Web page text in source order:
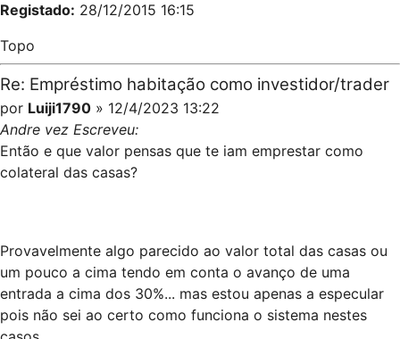
Registado: 28/12/2015 16:15
Topo
Re: Empréstimo habitação como investidor/trader
por Luiji1790 » 12/4/2023 13:22
Andre vez Escreveu:
Então e que valor pensas que te iam emprestar como
colateral das casas?
Provavelmente algo parecido ao valor total das casas ou
um pouco a cima tendo em conta o avanço de uma
entrada a cima dos 30%... mas estou apenas a especular
pois não sei ao certo como funciona o sistema nestes